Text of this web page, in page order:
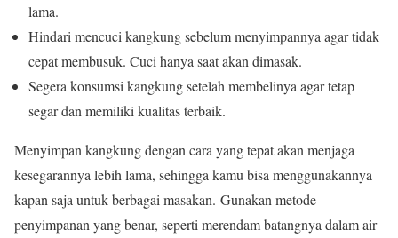
lama.
Hindari mencuci kangkung sebelum menyimpannya agar tidak
cepat membusuk. Cuci hanya saat akan dimasak.
Segera konsumsi kangkung setelah membelinya agar tetap
segar dan memiliki kualitas terbaik.
Menyimpan kangkung dengan cara yang tepat akan menjaga
kesegarannya lebih lama, sehingga kamu bisa menggunakannya
kapan saja untuk berbagai masakan. Gunakan metode
penyimpanan yang benar, seperti merendam batangnya dalam air